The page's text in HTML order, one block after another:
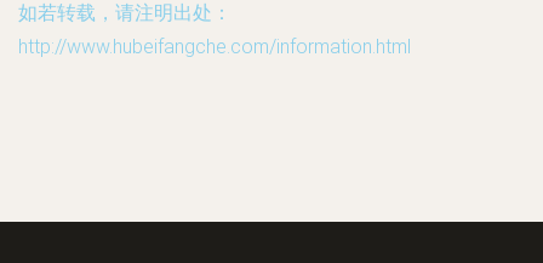
如若转载，请注明出处：
http://www.hubeifangche.com/information.html